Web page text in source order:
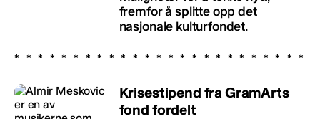
fremfor å splitte opp det
nasjonale kulturfondet.
Krisestipend fra GramArts
fond fordelt